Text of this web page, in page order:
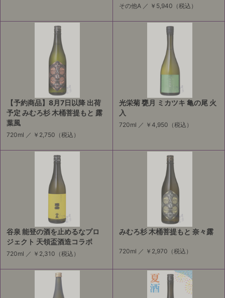
その他A ／ ￥5,940 （税込）
【予約商品】8月7日以降 出荷
予定 みむろ杉 木桶菩提もと 露
葉風
720ml ／ ￥2,750 （税込）
光栄菊 甕月 ミカツキ 亀の尾 火
入
720ml ／ ￥4,950 （税込）
谷泉 能登の酒を止めるなプロ
ジェクト 天領盃酒造コラボ
720ml ／ ￥2,310 （税込）
みむろ杉 木桶菩提もと 奈々露
720ml ／ ￥2,970 （税込）